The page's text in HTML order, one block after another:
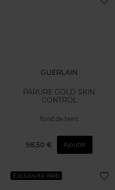
GUERLAIN
PARURE GOLD SKIN
CONTROL
fond de teint
98,50 € Ajouter
Exclusivité Web